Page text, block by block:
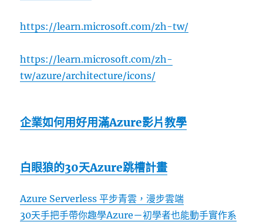
https://learn.microsoft.com/zh-tw/
https://learn.microsoft.com/zh-
tw/azure/architecture/icons/
企業如何用好用滿Azure影片教學
白眼狼的30天Azure跳槽計畫
Azure Serverless 平步青雲，漫步雲端
30天手把手帶你趣學Azure－初學者也能動手實作系